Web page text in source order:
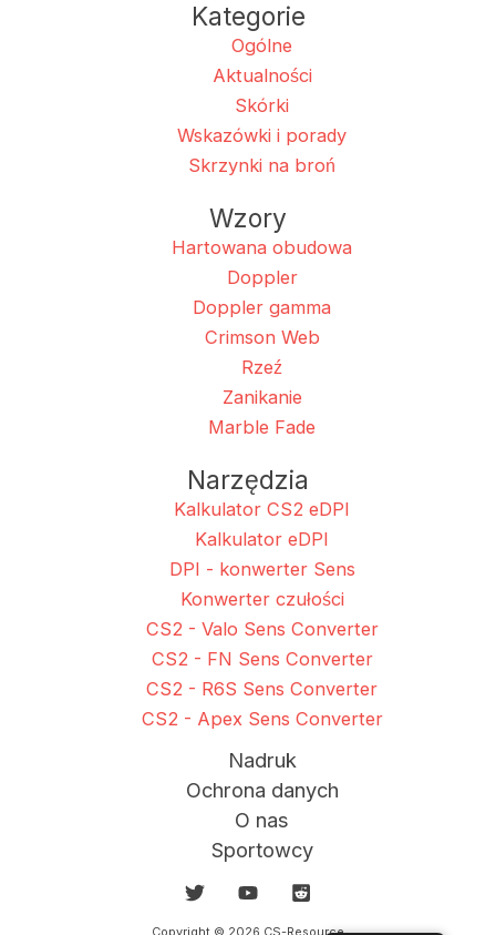
Kategorie
Ogólne
Aktualności
Skórki
Wskazówki i porady
Skrzynki na broń
Wzory
Hartowana obudowa
Doppler
Doppler gamma
Crimson Web
Rzeź
Zanikanie
Marble Fade
Narzędzia
Kalkulator CS2 eDPI
Kalkulator eDPI
DPI - konwerter Sens
Konwerter czułości
CS2 - Valo Sens Converter
CS2 - FN Sens Converter
CS2 - R6S Sens Converter
CS2 - Apex Sens Converter
Nadruk
Ochrona danych
O nas
Sportowcy
Copyright © 2026 CS-Resource